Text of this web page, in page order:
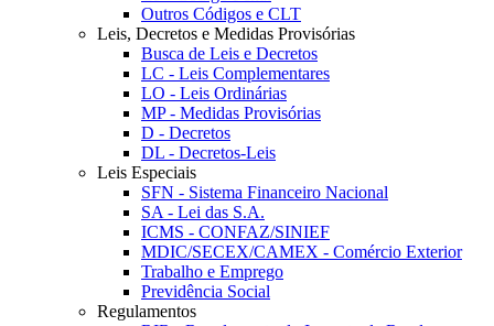
Outros Códigos e CLT
Leis, Decretos e Medidas Provisórias
Busca de Leis e Decretos
LC - Leis Complementares
LO - Leis Ordinárias
MP - Medidas Provisórias
D - Decretos
DL - Decretos-Leis
Leis Especiais
SFN - Sistema Financeiro Nacional
SA - Lei das S.A.
ICMS - CONFAZ/SINIEF
MDIC/SECEX/CAMEX - Comércio Exterior
Trabalho e Emprego
Previdência Social
Regulamentos